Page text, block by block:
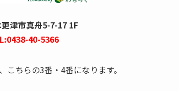
津市真舟5-7-17 1F
40-5366
こちらの3番・4番になります。